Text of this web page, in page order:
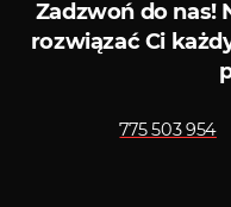
Zadzwoń do nas!
rozwiązać Ci
775 503 954